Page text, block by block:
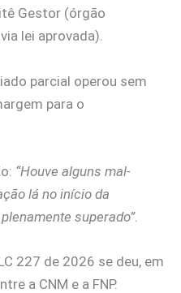
Gestor (órgão
lei aprovada).
parcial operou sem
para o
“Houve alguns mal-
lá no início da
superado”.
227 de 2026 se deu, em
a CNM e a FNP.